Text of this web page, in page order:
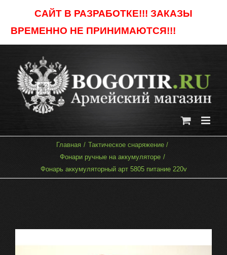
САЙТ В РАЗРАБОТКЕ!!! ЗАКАЗЫ
ВРЕМЕННО НЕ ПРИНИМАЮТСЯ!!!
content
Главная
Тактическое снаряжение
Фонари ручные на аккумуляторе
Фонарь аккумуляторный арт 5805 питание 220v